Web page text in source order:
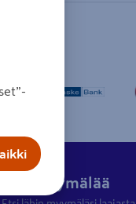
Hae myymälää